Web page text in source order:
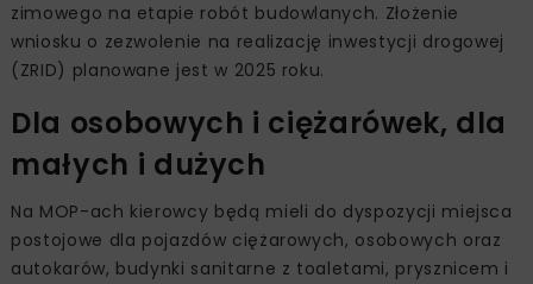
zimowego na etapie robót budowlanych. Złożenie
wniosku o zezwolenie na realizację inwestycji drogowej
(ZRID) planowane jest w 2025 roku.
Dla osobowych i ciężarówek, dla
małych i dużych
Na MOP-ach kierowcy będą mieli do dyspozycji miejsca
postojowe dla pojazdów ciężarowych, osobowych oraz
autokarów, budynki sanitarne z toaletami, prysznicem i